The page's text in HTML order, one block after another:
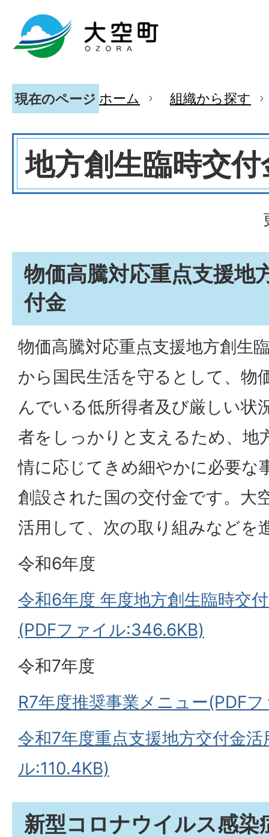
現在のページ ホーム 組織から探す
地方創生臨時交付
物価高騰対応重点支援地
付金
物価高騰対応重点支援地方創生
から国民生活を守るとして、物
んでいる低所得者及び厳しい状
者をしっかりと支えるため、地
情に応じてきめ細やかに必要な
創設された国の交付金です。大
活用して、次の取り組みなどを
令和6年度
令和6年度 年度地方創生臨時交
(PDFファイル:346.6KB)
令和7年度
R7年度推奨事業メニュー(PDF
令和7年度重点支援地方交付金
ル:110.4KB)
新型コロナウイルス感染